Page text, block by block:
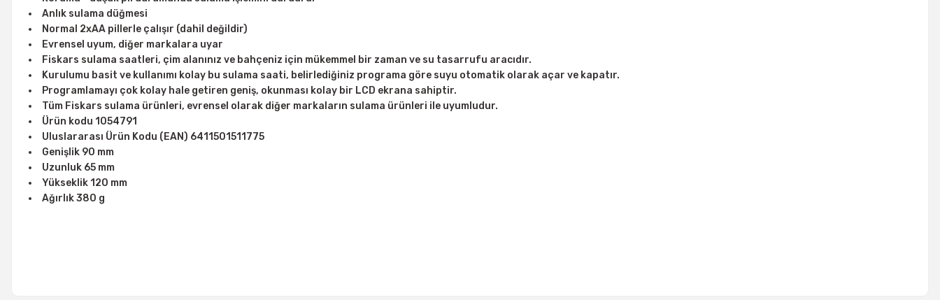
Anlık sulama düğmesi
Normal 2xAA pillerle çalışır (dahil değildir)
Evrensel uyum, diğer markalara uyar
Fiskars sulama saatleri, çim alanınız ve bahçeniz için mükemmel bir zaman ve su tasarrufu aracıdır.
Kurulumu basit ve kullanımı kolay bu sulama saati, belirlediğiniz programa göre suyu otomatik olarak açar ve kapatır.
Programlamayı çok kolay hale getiren geniş, okunması kolay bir LCD ekrana sahiptir.
Tüm Fiskars sulama ürünleri, evrensel olarak diğer markaların sulama ürünleri ile uyumludur.
Ürün kodu 1054791
Uluslararası Ürün Kodu (EAN) 6411501511775
Genişlik 90 mm
Uzunluk 65 mm
Yükseklik 120 mm
Ağırlık 380 g